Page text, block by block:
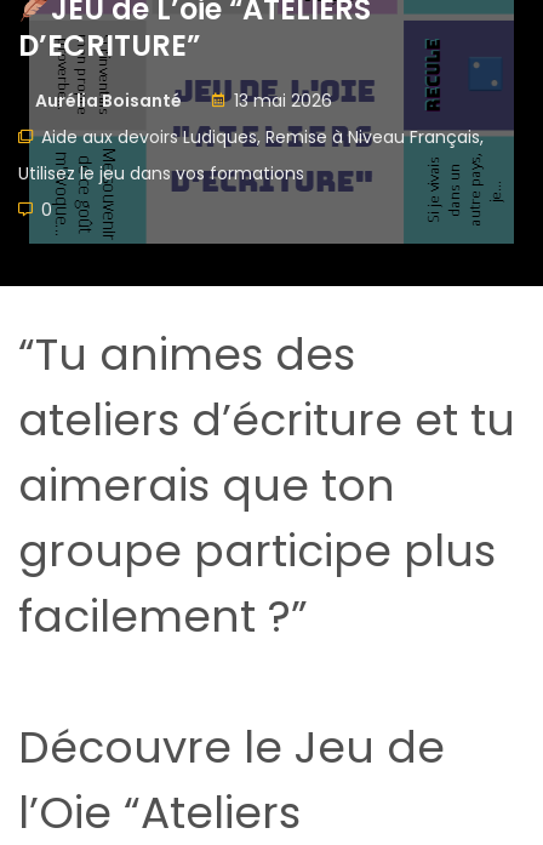
JEU de L’oie “ATELIERS
D’ECRITURE”
Aurélia Boisanté
13 mai 2026
Aide aux devoirs Ludiques, Remise à Niveau Français,
Utilisez le jeu dans vos formations
0
“Tu animes des
ateliers d’écriture et tu
aimerais que ton
groupe participe plus
facilement ?”
Découvre le Jeu de
l’Oie “Ateliers